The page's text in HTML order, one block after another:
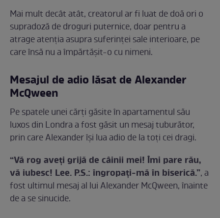
Mai mult decât atât, creatorul ar fi luat de doă ori o
supradoză de droguri puternice, doar pentru a
atrage atenţia asupra suferinţei sale interioare, pe
care însă nu a împărtăşit-o cu nimeni.
Mesajul de adio lăsat de Alexander
McQween
Pe spatele unei cărţi găsite în apartamentul său
luxos din Londra a fost găsit un mesaj tuburător,
prin care Alexander îşi lua adio de la toţi cei dragi.
“Vă rog aveţi grijă de câinii mei! Îmi pare rău,
vă iubesc! Lee. P.S.: îngropaţi-mă în biserică.”, a
fost ultimul mesaj al lui Alexander McQween, înainte
de a se sinucide.